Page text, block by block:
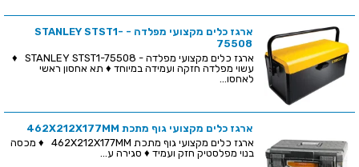
ארגז כלים מקצועי מפלדה - STANLEY STST1-
75508
ארגז כלים מקצועי מפלדה - STANLEY STST1-75508 ♦
עשוי מפלדה חזקה ועמידה במיוחד ♦ תא אחסון ראשי
לאחסו...
ארגז כלים מקצועי גוף מתכת 462X212X177MM
ארגז כלים מקצועי גוף מתכת 462X212X177MM ♦ מכסה
בנוי מפלסטיק חזק ועמיד ♦ סגירה ע...